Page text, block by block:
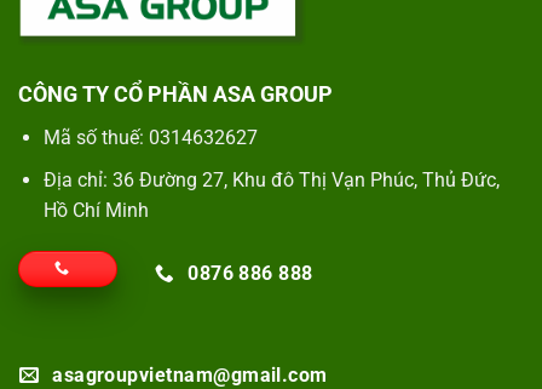
CÔNG TY CỔ PHẦN ASA GROUP
Mã số thuế: 0314632627
Địa chỉ: 36 Đường 27, Khu đô Thị Vạn Phúc, Thủ Đức,
Hồ Chí Minh
0876 886 888
asagroupvietnam@gmail.com